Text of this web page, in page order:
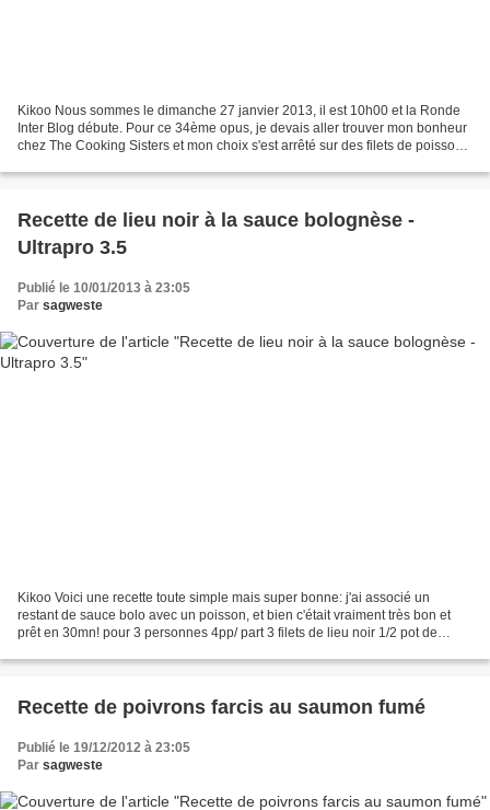
Kikoo Nous sommes le dimanche 27 janvier 2013, il est 10h00 et la Ronde
Inter Blog débute. Pour ce 34ème opus, je devais aller trouver mon bonheur
chez The Cooking Sisters et mon choix s'est arrêté sur des filets de poisson
Recette de lieu noir à la sauce bolognèse -
Ultrapro 3.5
Publié le 10/01/2013 à 23:05
Par sagweste
Kikoo Voici une recette toute simple mais super bonne: j'ai associé un
restant de sauce bolo avec un poisson, et bien c'était vraiment très bon et
prêt en 30mn! pour 3 personnes 4pp/ part 3 filets de lieu noir 1/2 pot de
Recette de poivrons farcis au saumon fumé
Publié le 19/12/2012 à 23:05
Par sagweste